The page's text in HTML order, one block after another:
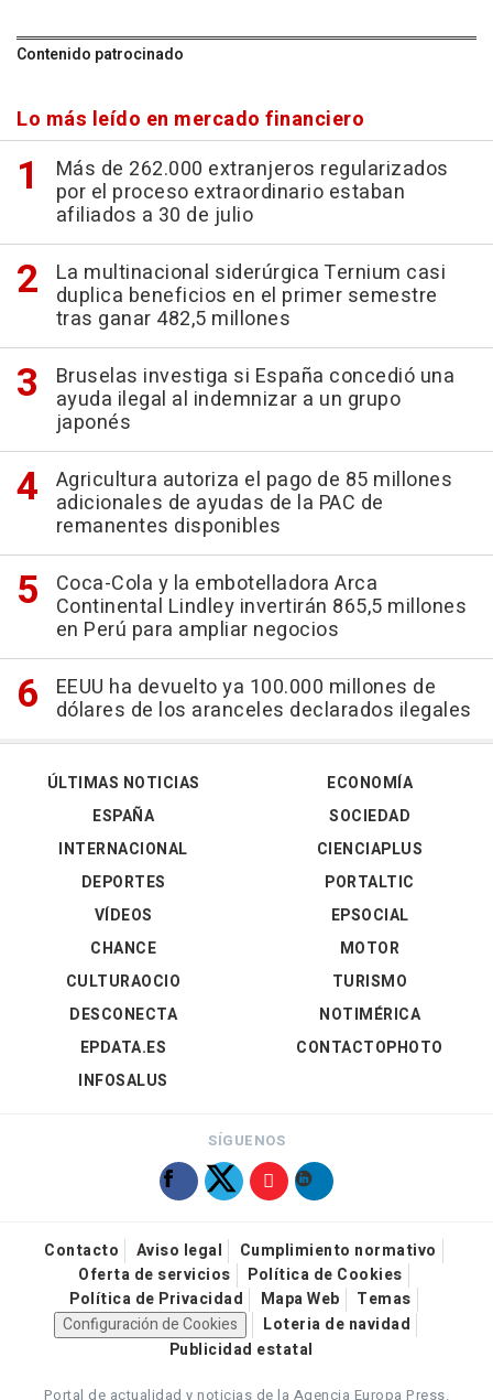
Contenido patrocinado
Lo más leído en mercado financiero
Más de 262.000 extranjeros regularizados
por el proceso extraordinario estaban
afiliados a 30 de julio
La multinacional siderúrgica Ternium casi
duplica beneficios en el primer semestre
tras ganar 482,5 millones
Bruselas investiga si España concedió una
ayuda ilegal al indemnizar a un grupo
japonés
Agricultura autoriza el pago de 85 millones
adicionales de ayudas de la PAC de
remanentes disponibles
Coca-Cola y la embotelladora Arca
Continental Lindley invertirán 865,5 millones
en Perú para ampliar negocios
EEUU ha devuelto ya 100.000 millones de
dólares de los aranceles declarados ilegales
ÚLTIMAS NOTICIAS
ESPAÑA
INTERNACIONAL
DEPORTES
VÍDEOS
ECONOMÍA
SOCIEDAD
CIENCIAPLUS
PORTALTIC
EPSOCIAL
CHANCE
CULTURAOCIO
DESCONECTA
EPDATA.ES
INFOSALUS
MOTOR
TURISMO
NOTIMÉRICA
CONTACTOPHOTO
SÍGUENOS
Contacto Aviso legal
Cumplimiento normativo
Oferta de servicios
Política de Cookies
Política de Privacidad
Mapa Web
Temas
Configuración de Cookies
Loteria de navidad
Publicidad estatal
Portal de actualidad y noticias de la Agencia Europa Press.